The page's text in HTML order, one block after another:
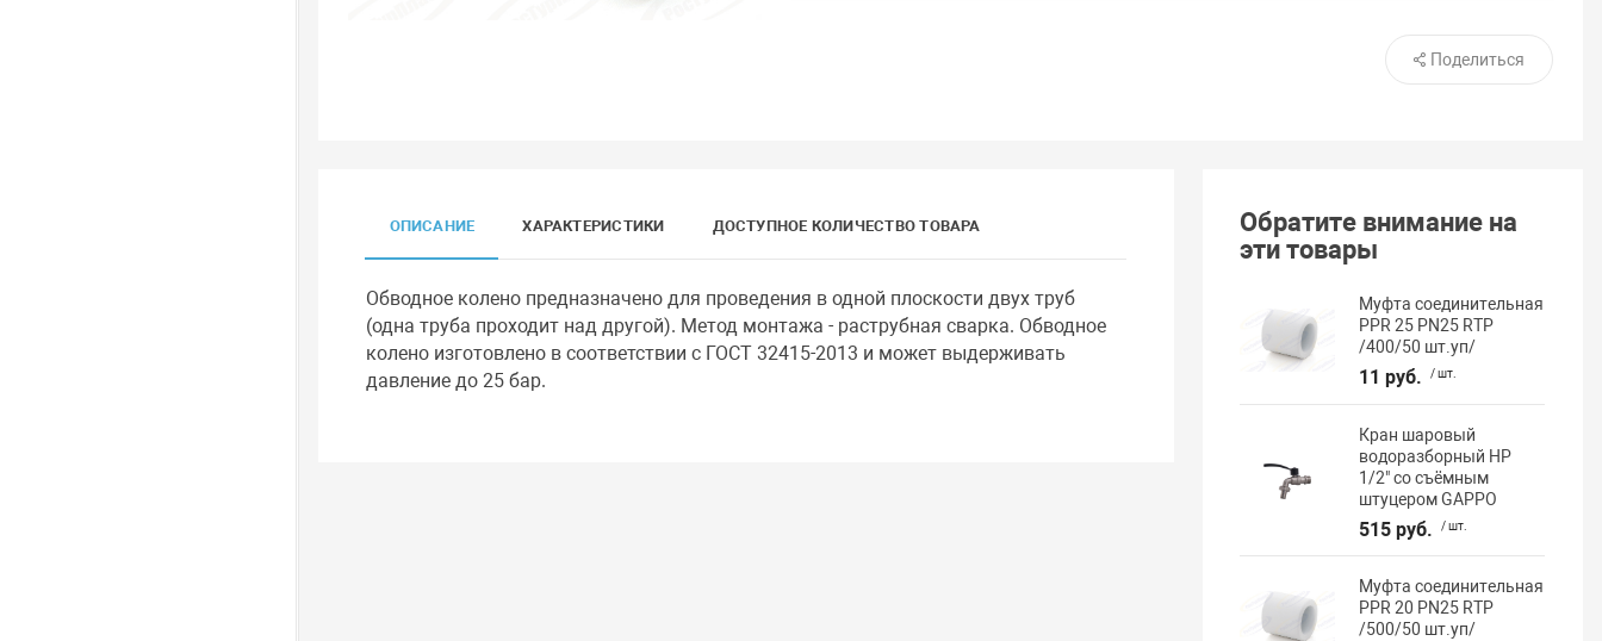
Поделиться
ОПИСАНИЕ ХАРАКТЕРИСТИКИ ДОСТУПНОЕ КОЛИЧЕСТВО ТОВАРА
Обводное колено предназначено для проведения в одной плоскости двух труб
(одна труба проходит над другой). Метод монтажа - раструбная сварка. Обводное
колено изготовлено в соответствии с ГОСТ 32415-2013 и может выдерживать
давление до 25 бар.
Обратите внимание на
эти товары
Муфта соединительная
PPR 25 PN25 RTP
/400/50 шт.уп/
11 руб. / шт.
Кран шаровый
водоразборный НР
1/2" со съёмным
штуцером GAPPO
515 руб. / шт.
Муфта соединительная
PPR 20 PN25 RTP
/500/50 шт.уп/